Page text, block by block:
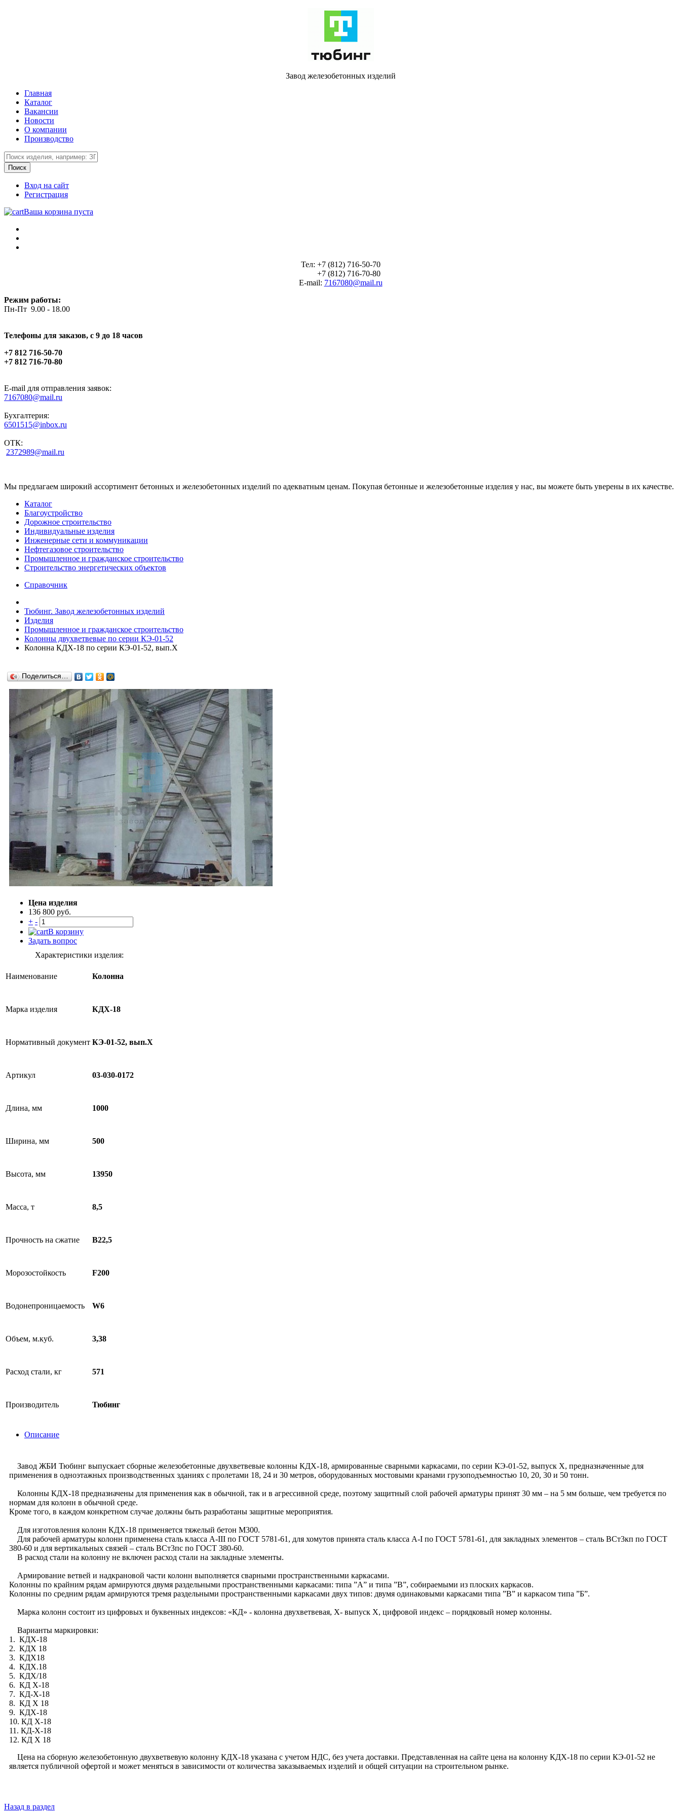
Завод железобетонных изделий
Главная
Каталог
Вакансии
Новости
О компании
Производство
Вход на сайт
Регистрация
Ваша корзина пуста
Тел: +7 (812) 716-50-70
+7 (812) 716-70-80
E-mail: 7167080@mail.ru
Режим работы:
Пн-Пт 9.00 - 18.00
Телефоны для заказов, c 9 до 18 часов
+7 812 716-50-70
+7 812 716-70-80
E-mail для отправления заявок:
7167080@mail.ru
Бухгалтерия:
6501515@inbox.ru
ОТК:
2372989@mail.ru
Мы предлагаем широкий ассортимент бетонных и железобетонных изделий по адекватным ценам. Покупая бетонные и железобетонные изделия у нас, вы можете быть уверены в их качестве.
Каталог
Благоустройство
Дорожное строительство
Индивидуальные изделия
Инженерные сети и коммуникации
Нефтегазовое строительство
Промышленное и гражданское строительство
Строительство энергетических объектов
Справочник
Тюбинг. Завод железобетонных изделий
Изделия
Промышленное и гражданское строительство
Колонны двухветвевые по серии КЭ-01-52
Колонна КДХ-18 по серии КЭ-01-52, вып.X
Поделиться…
Цена изделия
136 800 руб.
+ -
В корзину
Задать вопрос
Характеристики изделия:
Наименование Колонна
Марка изделия КДХ-18
Нормативный документ КЭ-01-52, вып.X
Артикул 03-030-0172
Длина, мм 1000
Ширина, мм 500
Высота, мм 13950
Масса, т 8,5
Прочность на сжатие B22,5
Морозостойкость F200
Водонепроницаемость W6
Объем, м.куб. 3,38
Расход стали, кг 571
Производитель Тюбинг
Описание
Завод ЖБИ Тюбинг выпускает сборные железобетонные двухветвевые колонны КДХ-18, армированные сварными каркасами, по серии КЭ-01-52, выпуск X, предназначенные для
применения в одноэтажных производственных зданиях с пролетами 18, 24 и 30 метров, оборудованных мостовыми кранами грузоподъемностью 10, 20, 30 и 50 тонн.
Колонны КДХ-18 предназначены для применения как в обычной, так и в агрессивной среде, поэтому защитный слой рабочей арматуры принят 30 мм – на 5 мм больше, чем требуется по
нормам для колонн в обычной среде.
Кроме того, в каждом конкретном случае должны быть разработаны защитные мероприятия.
Для изготовления колонн КДХ-18 применяется тяжелый бетон М300.
Для рабочей арматуры колонн применена сталь класса A-III по ГОСТ 5781-61, для хомутов принята сталь класса A-I по ГОСТ 5781-61, для закладных элементов – сталь ВСт3кп по ГОСТ
380-60 и для вертикальных связей – сталь ВСт3пс по ГОСТ 380-60.
В расход стали на колонну не включен расход стали на закладные элементы.
Армирование ветвей и надкрановой части колонн выполняется сварными пространственными каркасами.
Колонны по крайним рядам армируются двумя раздельными пространственными каркасами: типа ”А” и типа ”В”, собираемыми из плоских каркасов.
Колонны по средним рядам армируются тремя раздельными пространственными каркасами двух типов: двумя одинаковыми каркасами типа ”В” и каркасом типа ”Б”.
Марка колонн состоит из цифровых и буквенных индексов: «КД» - колонна двухветвевая, X- выпуск X, цифровой индекс – порядковый номер колонны.
Варианты маркировки:
1. КДХ-18
2. КДX 18
3. КДX18
4. КДX.18
5. КДX/18
6. КД X-18
7. КД-X-18
8. КД X 18
9. КДХ-18
10. КД X-18
11. КД-Х-18
12. КД Х 18
Цена на сборную железобетонную двухветвевую колонну КДХ-18 указана с учетом НДС, без учета доставки. Представленная на сайте цена на колонну КДХ-18 по серии КЭ-01-52 не
является публичной офертой и может меняться в зависимости от количества заказываемых изделий и общей ситуации на строительном рынке.
Назад в раздел